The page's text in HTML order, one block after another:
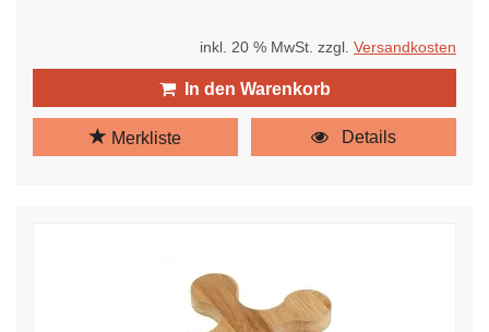
inkl. 20 % MwSt. zzgl. Versandkosten
In den Warenkorb
Merkliste Details